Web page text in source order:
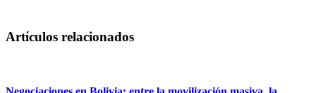
Artículos relacionados